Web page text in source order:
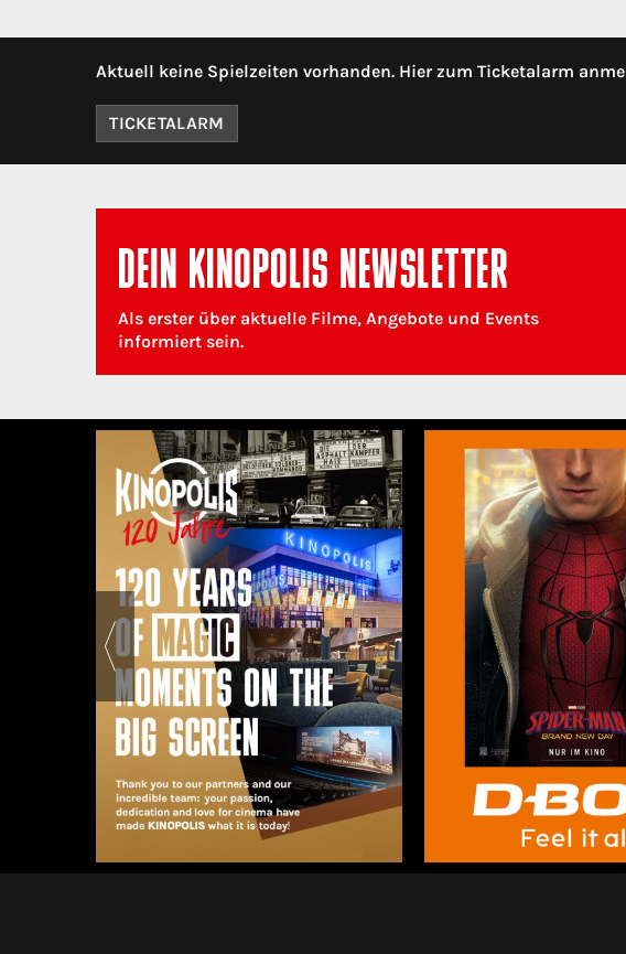
Aktuell keine Spielzeiten vorhanden. Hier zum Ticketalarm
TICKETALARM
DEIN KINOPOLIS NEWSLETTER
Als erster über aktuelle Filme, Angebote und Events
informiert sein.